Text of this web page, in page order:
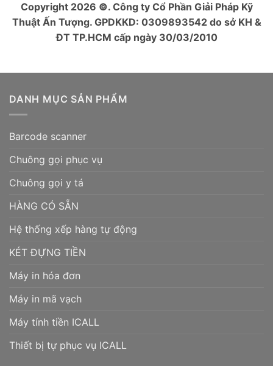
Copyright 2026 ©. Công ty Cổ Phần Giải Pháp Kỹ
Thuật Ấn Tượng. GPDKKD: 0309893542 do sở KH &
ĐT TP.HCM cấp ngày 30/03/2010
DANH MỤC SẢN PHẨM
Barcode scanner
Chuông gọi phục vụ
Chuông gọi y tá
HÀNG CÓ SẴN
Hệ thống xếp hàng tự động
KÉT ĐỰNG TIỀN
Máy in hóa đơn
Máy in mã vạch
Máy tính tiền ICALL
Thiết bị tự phục vụ ICALL